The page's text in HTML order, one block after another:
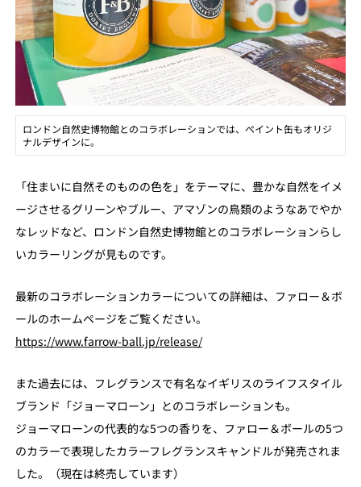
ロンドン自然史博物館とのコラボレーションでは、ペイント缶もオリジ
ナルデザインに。
「住まいに自然そのものの色を」をテーマに、豊かな自然をイメ
ージさせるグリーンやブルー、アマゾンの鳥類のようなあでやか
なレッドなど、ロンドン自然史博物館とのコラボレーションらし
いカラーリングが見ものです。
最新のコラボレーションカラーについての詳細は、ファロー＆ボ
ールのホームページをご覧ください。
https://www.farrow-ball.jp/release/
また過去には、フレグランスで有名なイギリスのライフスタイル
ブランド「ジョーマローン」とのコラボレーションも。
ジョーマローンの代表的な5つの香りを、ファロー＆ボールの5つ
のカラーで表現したカラーフレグランスキャンドルが発売されま
した。（現在は終売しています）